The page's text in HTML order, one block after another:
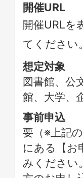
開催URL
開催URLを
てください。
想定対象
図書館、公
館、大学、
事前申込
要（※上記
にある【お
みください